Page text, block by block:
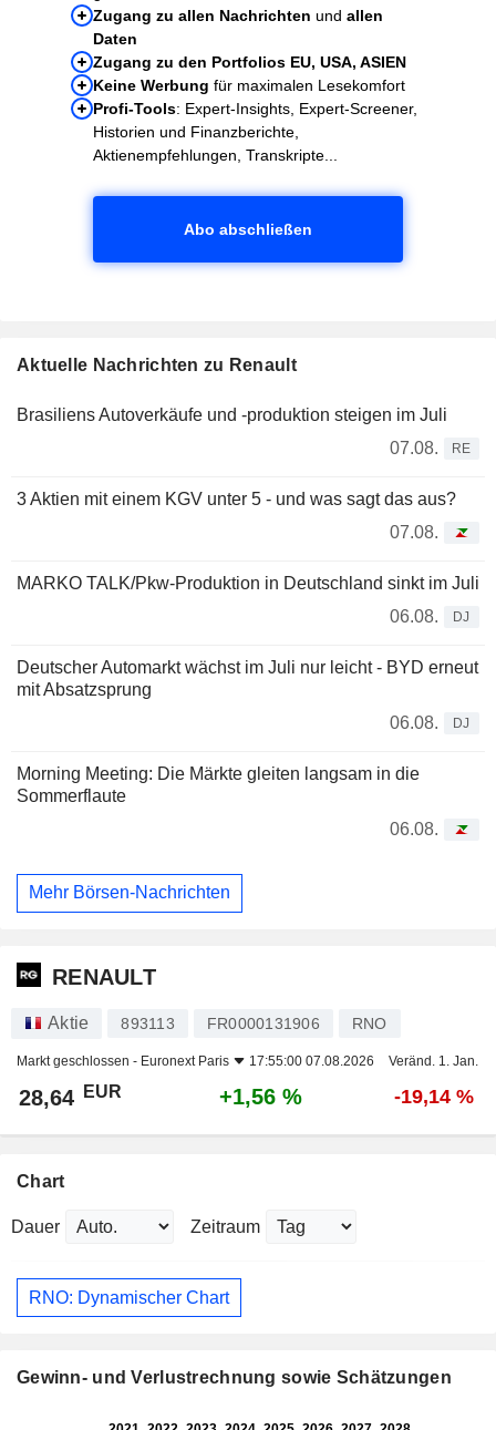
Zugang zu allen Nachrichten und allen
Daten
Zugang zu den Portfolios EU, USA, ASIEN
Keine Werbung für maximalen Lesekomfort
Profi-Tools: Expert-Insights, Expert-Screener,
Historien und Finanzberichte,
Aktienempfehlungen, Transkripte...
Abo abschließen
Aktuelle Nachrichten zu Renault
Brasiliens Autoverkäufe und -produktion steigen im Juli
07.08.
RE
3 Aktien mit einem KGV unter 5 - und was sagt das aus?
07.08.
MARKO TALK/Pkw-Produktion in Deutschland sinkt im Juli
06.08.
DJ
Deutscher Automarkt wächst im Juli nur leicht - BYD erneut
mit Absatzsprung
06.08.
DJ
Morning Meeting: Die Märkte gleiten langsam in die
Sommerflaute
06.08.
Mehr Börsen-Nachrichten
RENAULT
Aktie 893113 FR0000131906 RNO
Markt geschlossen - Euronext Paris 17:55:00 07.08.2026 Veränd. 1. Jan.
28,64 EUR +1,56 % -19,14 %
Chart
Dauer Zeitraum
RNO: Dynamischer Chart
Gewinn- und Verlustrechnung sowie Schätzungen